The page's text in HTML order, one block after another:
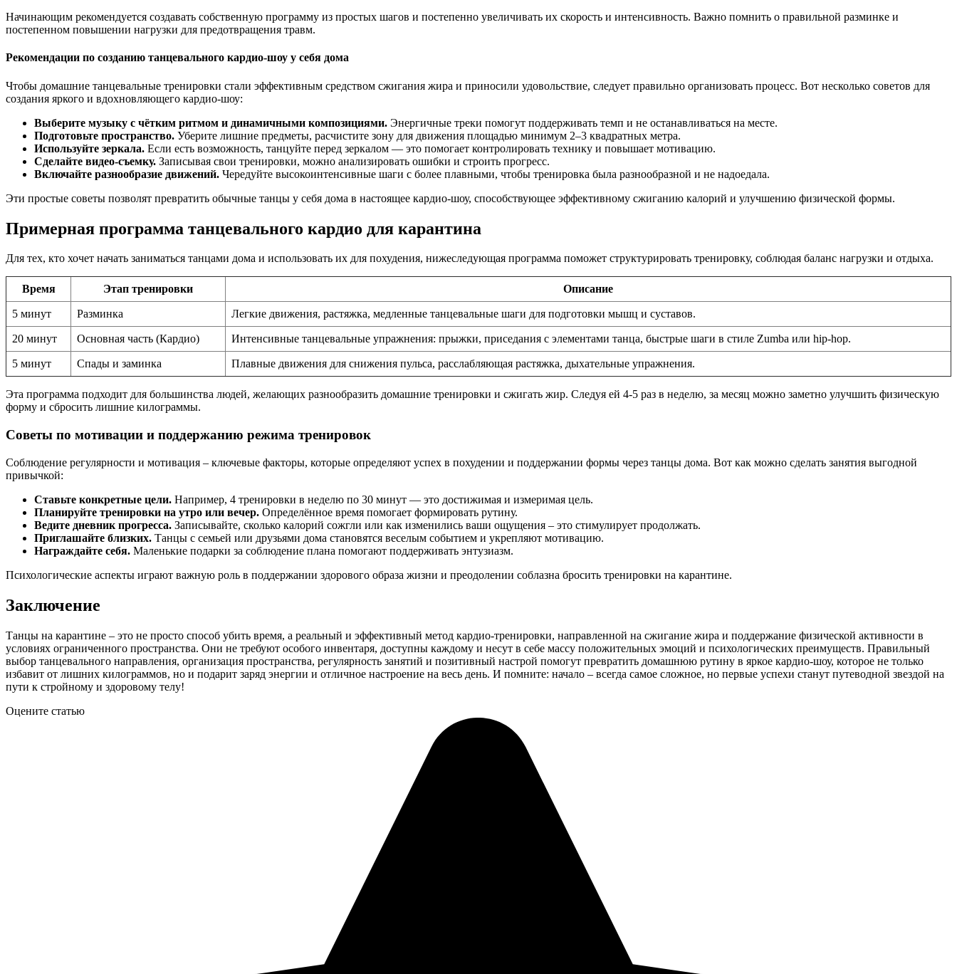
Начинающим рекомендуется создавать собственную программу из простых шагов и постепенно увеличивать их скорость и интенсивность. Важно помнить о правильной разминке и
постепенном повышении нагрузки для предотвращения травм.
Рекомендации по созданию танцевального кардио-шоу у себя дома
Чтобы домашние танцевальные тренировки стали эффективным средством сжигания жира и приносили удовольствие, следует правильно организовать процесс. Вот несколько советов для
создания яркого и вдохновляющего кардио-шоу:
Выберите музыку с чётким ритмом и динамичными композициями. Энергичные треки помогут поддерживать темп и не останавливаться на месте.
Подготовьте пространство. Уберите лишние предметы, расчистите зону для движения площадью минимум 2–3 квадратных метра.
Используйте зеркала. Если есть возможность, танцуйте перед зеркалом — это помогает контролировать технику и повышает мотивацию.
Сделайте видео-съемку. Записывая свои тренировки, можно анализировать ошибки и строить прогресс.
Включайте разнообразие движений. Чередуйте высокоинтенсивные шаги с более плавными, чтобы тренировка была разнообразной и не надоедала.
Эти простые советы позволят превратить обычные танцы у себя дома в настоящее кардио-шоу, способствующее эффективному сжиганию калорий и улучшению физической формы.
Примерная программа танцевального кардио для карантина
Для тех, кто хочет начать заниматься танцами дома и использовать их для похудения, нижеследующая программа поможет структурировать тренировку, соблюдая баланс нагрузки и отдыха.
Время Этап тренировки Описание
5 минут Разминка Легкие движения, растяжка, медленные танцевальные шаги для подготовки мышц и суставов.
20 минут Основная часть (Кардио) Интенсивные танцевальные упражнения: прыжки, приседания с элементами танца, быстрые шаги в стиле Zumba или hip-hop.
5 минут Спады и заминка Плавные движения для снижения пульса, расслабляющая растяжка, дыхательные упражнения.
Эта программа подходит для большинства людей, желающих разнообразить домашние тренировки и сжигать жир. Следуя ей 4-5 раз в неделю, за месяц можно заметно улучшить физическую
форму и сбросить лишние килограммы.
Советы по мотивации и поддержанию режима тренировок
Соблюдение регулярности и мотивация – ключевые факторы, которые определяют успех в похудении и поддержании формы через танцы дома. Вот как можно сделать занятия выгодной
привычкой:
Ставьте конкретные цели. Например, 4 тренировки в неделю по 30 минут — это достижимая и измеримая цель.
Планируйте тренировки на утро или вечер. Определённое время помогает формировать рутину.
Ведите дневник прогресса. Записывайте, сколько калорий сожгли или как изменились ваши ощущения – это стимулирует продолжать.
Приглашайте близких. Танцы с семьей или друзьями дома становятся веселым событием и укрепляют мотивацию.
Награждайте себя. Маленькие подарки за соблюдение плана помогают поддерживать энтузиазм.
Психологические аспекты играют важную роль в поддержании здорового образа жизни и преодолении соблазна бросить тренировки на карантине.
Заключение
Танцы на карантине – это не просто способ убить время, а реальный и эффективный метод кардио-тренировки, направленной на сжигание жира и поддержание физической активности в
условиях ограниченного пространства. Они не требуют особого инвентаря, доступны каждому и несут в себе массу положительных эмоций и психологических преимуществ. Правильный
выбор танцевального направления, организация пространства, регулярность занятий и позитивный настрой помогут превратить домашнюю рутину в яркое кардио-шоу, которое не только
избавит от лишних килограммов, но и подарит заряд энергии и отличное настроение на весь день. И помните: начало – всегда самое сложное, но первые успехи станут путеводной звездой на
пути к стройному и здоровому телу!
Оцените статью